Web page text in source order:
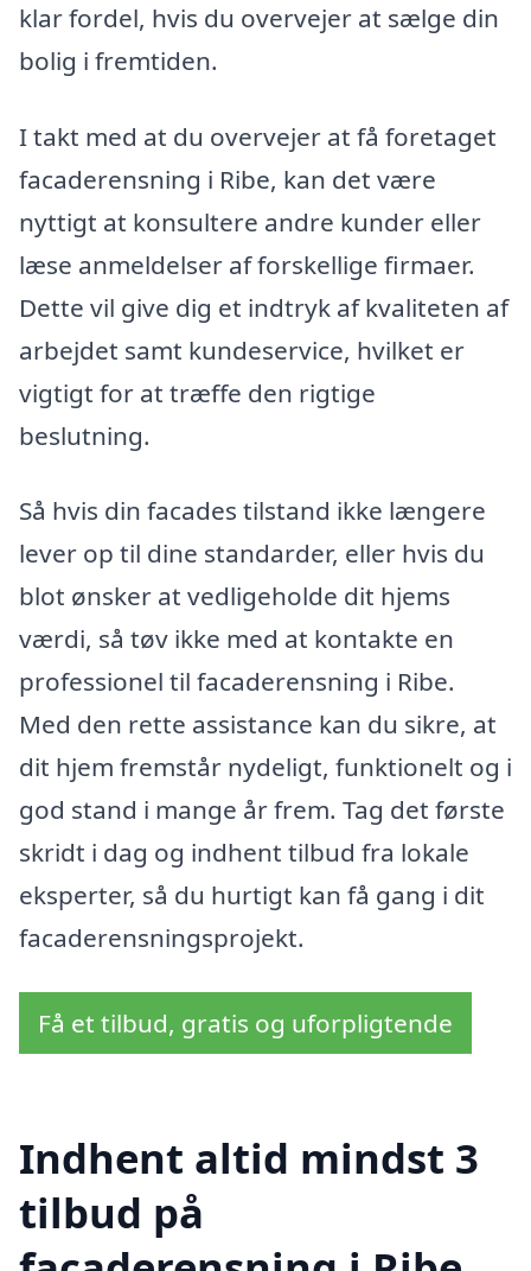
klar fordel, hvis du overvejer at sælge din
bolig i fremtiden.
I takt med at du overvejer at få foretaget
facaderensning i Ribe, kan det være
nyttigt at konsultere andre kunder eller
læse anmeldelser af forskellige firmaer.
Dette vil give dig et indtryk af kvaliteten af
arbejdet samt kundeservice, hvilket er
vigtigt for at træffe den rigtige
beslutning.
Så hvis din facades tilstand ikke længere
lever op til dine standarder, eller hvis du
blot ønsker at vedligeholde dit hjems
værdi, så tøv ikke med at kontakte en
professionel til facaderensning i Ribe.
Med den rette assistance kan du sikre, at
dit hjem fremstår nydeligt, funktionelt og i
god stand i mange år frem. Tag det første
skridt i dag og indhent tilbud fra lokale
eksperter, så du hurtigt kan få gang i dit
facaderensningsprojekt.
Få et tilbud, gratis og uforpligtende
Indhent altid mindst 3
tilbud på